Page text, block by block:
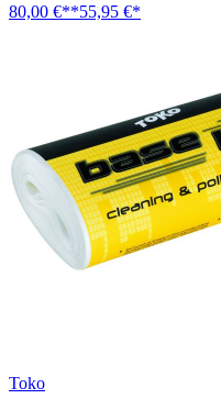
80,00 €**55,95 €*
Toko